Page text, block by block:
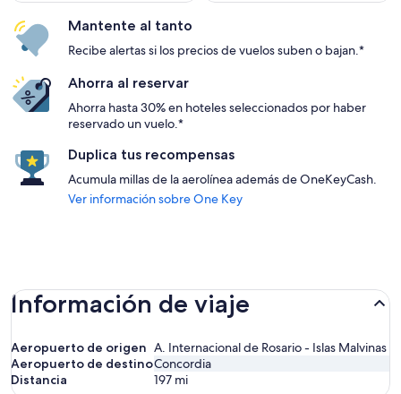
Mantente al tanto
Recibe alertas si los precios de vuelos suben o bajan.*
Ahorra al reservar
Ahorra hasta 30% en hoteles seleccionados por haber
reservado un vuelo.*
Duplica tus recompensas
Acumula millas de la aerolínea además de OneKeyCash.
Ver información sobre One Key
Información de viaje
Aeropuerto de origen A. Internacional de Rosario - Islas Malvinas
Aeropuerto de destinoConcordia
Distancia
197 mi